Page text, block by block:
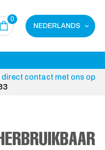
0
NEDERLANDS
direct contact met ons op